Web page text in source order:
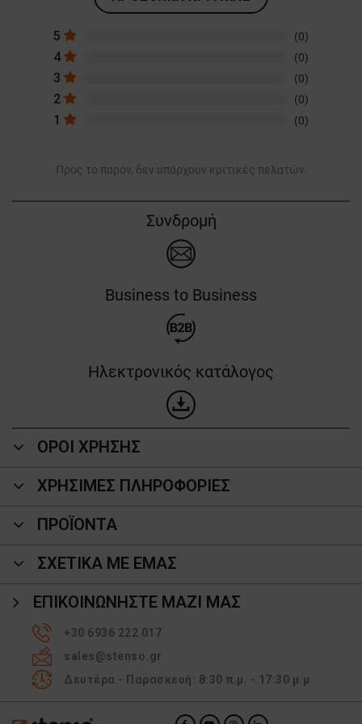
5 (0)
4 (0)
3 (0)
2 (0)
1 (0)
Προς το παρόν, δεν υπάρχουν κριτικές πελατών.
Συνδρομή
Business to Business
Ηλεκτρονικός κατάλογος
ΟΡΟΙ ΧΡΗΣΗΣ
ΧΡΗΣΙΜΕΣ ΠΛΗΡΟΦΟΡΙΕΣ
ΠΡΟΪΌΝΤΑ
ΣΧΕΤΙΚΑ ΜΕ ΕΜΑΣ
ΕΠΙΚΟΙΝΩΝΉΣΤΕ ΜΑΖΊ ΜΑΣ
+30 6936 222 017
sales@stenso.gr
Δευτέρα - Παρασκευή: 8:30 π.μ. - 17:30 μ.μ